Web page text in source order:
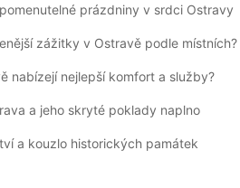
prázdniny v srdci Ostravy
zážitky v Ostravě podle místních?
nabízejí nejlepší komfort a služby?
a jeho skryté poklady naplno
a kouzlo historických památek